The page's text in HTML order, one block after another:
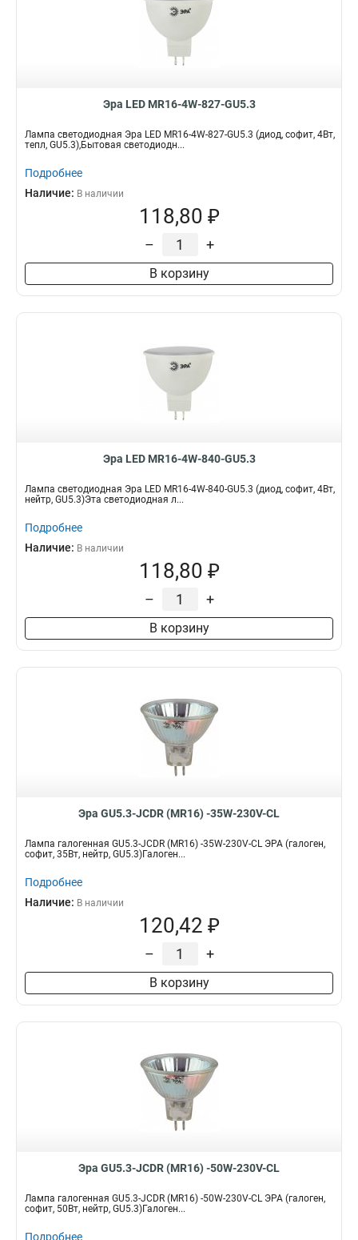
Эра LED MR16-4W-827-GU5.3
Лампа светодиодная Эра LED MR16-4W-827-GU5.3 (диод, софит, 4Вт,
тепл, GU5.3),Бытовая светодиодн...
Подробнее
Наличие: В наличии
118,80 ₽
– +
В корзину
Эра LED MR16-4W-840-GU5.3
Лампа светодиодная Эра LED MR16-4W-840-GU5.3 (диод, софит, 4Вт,
нейтр, GU5.3)Эта светодиодная л...
Подробнее
Наличие: В наличии
118,80 ₽
– +
В корзину
Эра GU5.3-JCDR (MR16) -35W-230V-CL
Лампа галогенная GU5.3-JCDR (MR16) -35W-230V-CL ЭРА (галоген,
софит, 35Вт, нейтр, GU5.3)Галоген...
Подробнее
Наличие: В наличии
120,42 ₽
– +
В корзину
Эра GU5.3-JCDR (MR16) -50W-230V-CL
Лампа галогенная GU5.3-JCDR (MR16) -50W-230V-CL ЭРА (галоген,
софит, 50Вт, нейтр, GU5.3)Галоген...
Подробнее